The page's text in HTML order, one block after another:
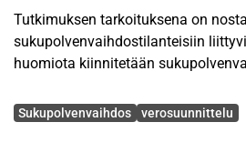
Tutkimuksen tarkoituksena on
sukupolvenvaihdostilanteisiin
huomiota kiinnitetään
Tarkoituksena on selvittää, millaisia
Avainsanat
Sukupolvenvaihdos verosuunnittelu